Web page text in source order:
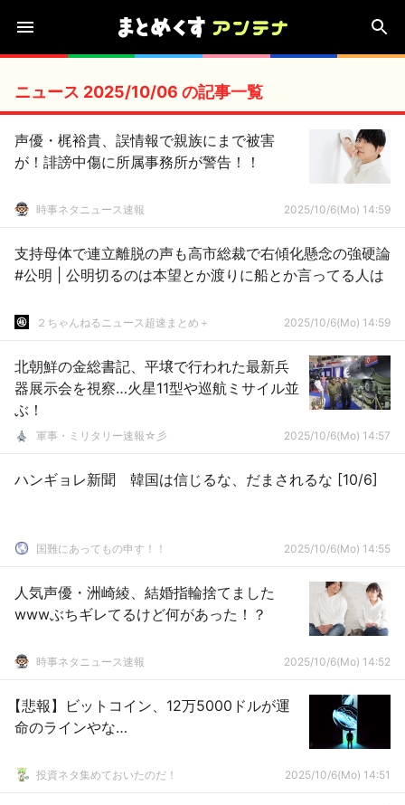
ニュース 2025/10/06 の記事一覧
声優・梶裕貴、誤情報で親族にまで被害
が！誹謗中傷に所属事務所が警告！！
時事ネタニュース速報 2025/10/6(Mo) 14:59
支持母体で連立離脱の声も高市総裁で右傾化懸念の強硬論
#公明 | 公明切るのは本望とか渡りに船とか言ってる人は
２ちゃんねるニュース超速まとめ＋ 2025/10/6(Mo) 14:59
北朝鮮の金総書記、平壌で行われた最新兵
器展示会を視察…火星11型や巡航ミサイル並
ぶ！
軍事・ミリタリー速報☆彡 2025/10/6(Mo) 14:57
ハンギョレ新聞 韓国は信じるな、だまされるな [10/6]
国難にあってもの申す！！ 2025/10/6(Mo) 14:55
人気声優・洲崎綾、結婚指輪捨てました
wwwぶちギレてるけど何があった！？
時事ネタニュース速報 2025/10/6(Mo) 14:52
【悲報】ビットコイン、12万5000ドルが運
命のラインやな…
投資ネタ集めておいたのだ！ 2025/10/6(Mo) 14:51